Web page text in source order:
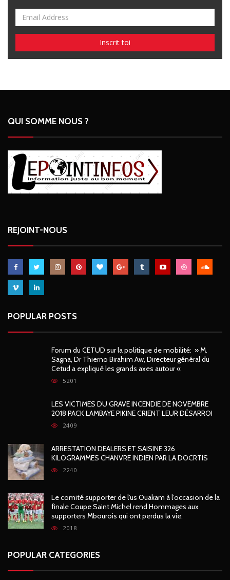
QUI SOMME NOUS ?
REJOINT-NOUS
POPULAR POSTS
Forum du CETUD sur la politique de mobilité: » M.
Sagna, Dr Thierno Birahim Aw, Directeur général du
Cetud a expliqué les grands axes autour «
5201
LES VICTIMES DU GRAVE INCENDIE DE NOVEMBRE
2018 PACK LAMBAYE PIKINE CRIENT LEUR DÉSARROI
2409
ARRESTATION DEALERS ET SAISINE 326
KILOGRAMMES CHANVRE INDIEN PAR LA DOCRTIS
2240
Le comité supporter de l’us Ouakam à l’occasion de la
finale Coupe Saint Michel rend Hommages aux
supporters Mbourois qui ont perdus la vie.
2018
POPULAR CATEGORIES